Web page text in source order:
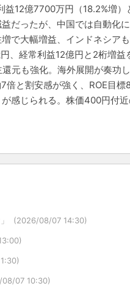
12億7700万円（18.2%増）
だったが、中国では自動化
で大幅増益、インドネシア
、経常利益12億円と2桁増益
元も強化。海外展開が奏功
倍と割安感が強く、ROE目標
感じられる。株価400円付
(2026/08/07 14:30)
07 10:30)